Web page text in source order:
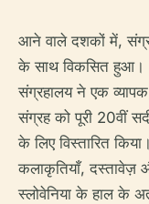
आने वाले दशकों में,
के साथ विकसित हुआ।
संग्रहालय ने एक
संग्रह को पूरी 20वीं
के लिए विस्तारित
कलाकृतियाँ, दस्तावेज़
स्लोवेनिया के हाल के